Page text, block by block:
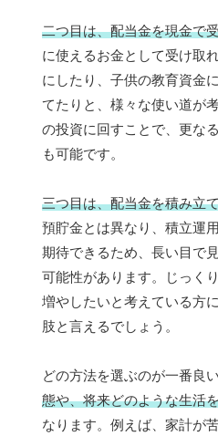
二つ目は、配当金を現金で
に使えるお金として受け取
にしたり、子供の教育資金
てたりと、様々な使い道が
の投資に回すことで、更な
も可能です。
三つ目は、配当金を積み立
預貯金とは異なり、積立運
期待できるため、長い目で
可能性があります。じっく
増やしたいと考えている方
肢と言えるでしょう。
どの方法を選ぶのが一番良い
態や、将来どのような生活
なります。例えば、家計が